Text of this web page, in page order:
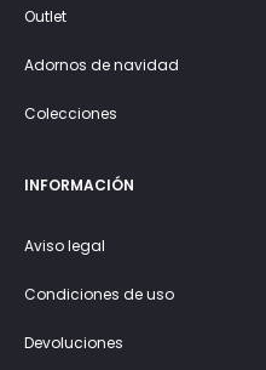
Outlet
Adornos de navidad
Colecciones
INFORMACIÓN
Aviso legal
Condiciones de uso
Devoluciones